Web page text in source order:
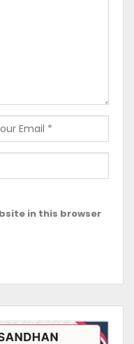
in this browser